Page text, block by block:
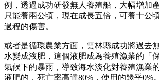
例，透過成功研發無人養殖船，大幅增加
只能養兩公頃，現在成長五倍，可養十公
過程的傷害。
或者是循環農業方面，雲林縣成功將過去
水變成液肥，這個液肥成為養殖漁業的「
氣候下的暴雨，導致海水淡化對養殖漁業
液肥的，死亡率高達80%，使用的幾乎0%。